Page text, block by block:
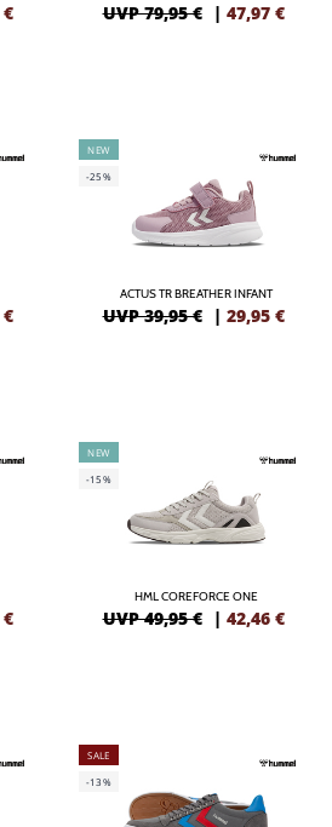
€ UVP 79,95 € | 47,97 €
€
NEW
-25%
ACTUS TR BREATHER INFANT
UVP 39,95 € | 29,95 €
€
NEW
-15%
HML COREFORCE ONE
UVP 49,95 € | 42,46 €
SALE
-13%